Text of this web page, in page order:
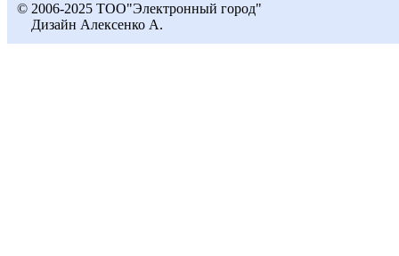
© 2006-2025 ТОО"Электронный город"
Дизайн Алексенко А.